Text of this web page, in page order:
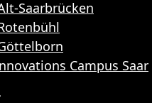
Saarbrücken
Campus Saar